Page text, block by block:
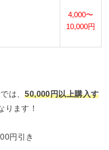
4,000〜
10,000円
は、50,000円以上購入す
ります！
円引き